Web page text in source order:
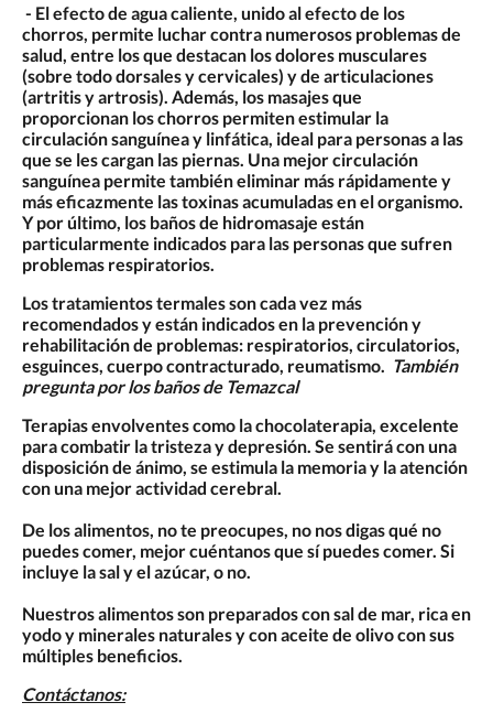
- El efecto de agua caliente, unido al efecto de los
chorros, permite luchar contra numerosos problemas de
salud, entre los que destacan los dolores musculares
(sobre todo dorsales y cervicales) y de articulaciones
(artritis y artrosis). Además, los masajes que
proporcionan los chorros permiten estimular la
circulación sanguínea y linfática, ideal para personas a las
que se les cargan las piernas. Una mejor circulación
sanguínea permite también eliminar más rápidamente y
más eficazmente las toxinas acumuladas en el organismo.
Y por último, los baños de hidromasaje están
particularmente indicados para las personas que sufren
problemas respiratorios.
Los tratamientos termales son cada vez más
recomendados y están indicados en la prevención y
rehabilitación de problemas: respiratorios, circulatorios,
esguinces, cuerpo contracturado, reumatismo. También
pregunta por los baños de Temazcal
Terapias envolventes como la chocolaterapia, excelente
para combatir la tristeza y depresión. Se sentirá con una
disposición de ánimo, se estimula la memoria y la atención
con una mejor actividad cerebral.
De los alimentos, no te preocupes, no nos digas qué no
puedes comer, mejor cuéntanos que sí puedes comer. Si
incluye la sal y el azúcar, o no.
Nuestros alimentos son preparados con sal de mar, rica en
yodo y minerales naturales y con aceite de olivo con sus
múltiples beneficios.
Contáctanos: